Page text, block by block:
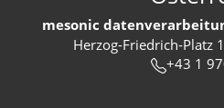
mesonic
Herzog-Friedrich-Platz
+43 1